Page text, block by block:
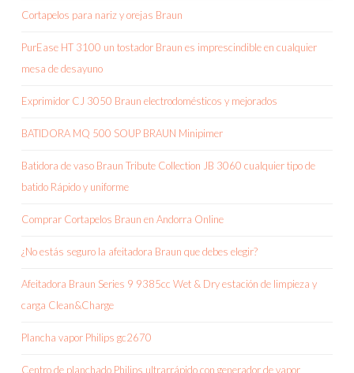
Cortapelos para nariz y orejas Braun
PurEase HT 3100 un tostador Braun es imprescindible en cualquier
mesa de desayuno
Exprimidor CJ 3050 Braun electrodomésticos y mejorados
BATIDORA MQ 500 SOUP BRAUN Minipimer
Batidora de vaso Braun Tribute Collection JB 3060 cualquier tipo de
batido Rápido y uniforme
Comprar Cortapelos Braun en Andorra Online
¿No estás seguro la afeitadora Braun que debes elegir?
Afeitadora Braun Series 9 9385cc Wet & Dry estación de limpieza y
carga Clean&Charge
Plancha vapor Philips gc2670
Centro de planchado Philips ultrarrápido con generador de vapor